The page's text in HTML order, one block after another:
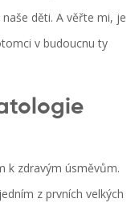
děti. A věřte mi, je
v budoucnu ty
k zdravým úsměvům.
z prvních velkých